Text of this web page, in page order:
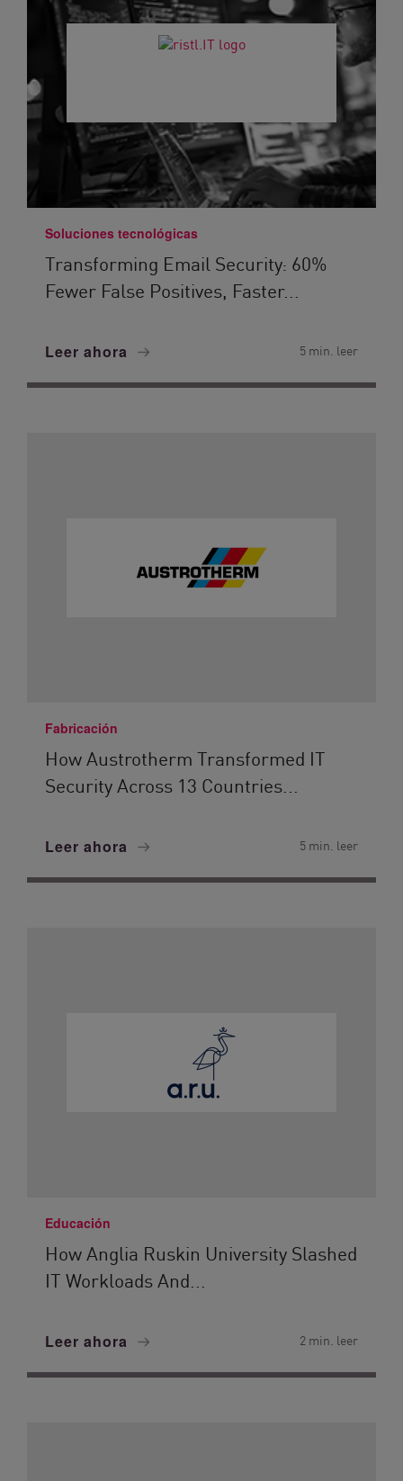
Soluciones tecnológicas
Transforming Email Security: 60%
Fewer False Positives, Faster...
Leer ahora 5 min. leer
Fabricación
How Austrotherm Transformed IT
Security Across 13 Countries...
Leer ahora 5 min. leer
Educación
How Anglia Ruskin University Slashed
IT Workloads And...
Leer ahora 2 min. leer